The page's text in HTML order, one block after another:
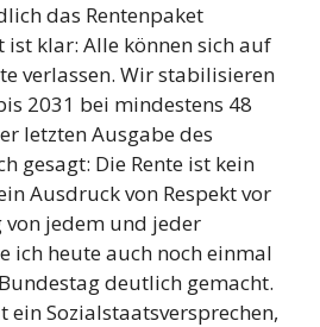
das Rentenpaket
ist klar: Alle können sich auf
verlassen. Wir stabilisieren
2031 bei mindestens 48
letzten Ausgabe des
gesagt: Die Rente ist kein
Ausdruck von Respekt vor
jedem und jeder
ich heute auch noch einmal
deutlich gemacht.
Sozialstaatsversprechen,